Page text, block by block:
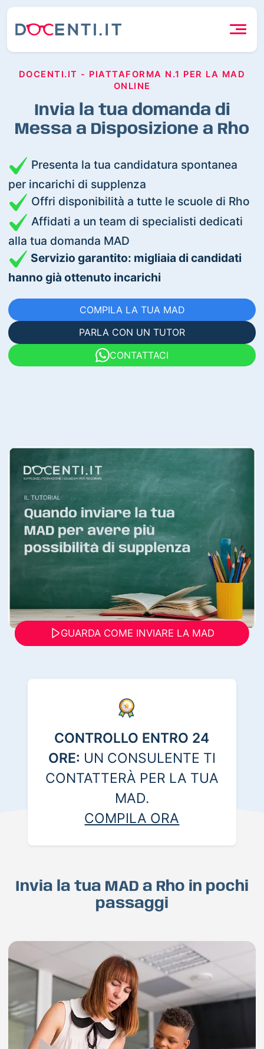
DOCENTI.IT - PIATTAFORMA N.1 PER LA MAD
ONLINE
Invia la tua domanda di
Messa a Disposizione a Rho
Presenta la tua candidatura spontanea
per incarichi di supplenza
Offri disponibilità a tutte le scuole di Rho
Affidati a un team di specialisti dedicati
alla tua domanda MAD
Servizio garantito: migliaia di candidati
hanno già ottenuto incarichi
COMPILA LA TUA MAD
PARLA CON UN TUTOR
CONTATTACI
GUARDA COME INVIARE LA MAD
CONTROLLO ENTRO 24
ORE: UN CONSULENTE TI
CONTATTERÀ PER LA TUA
MAD.
COMPILA ORA
Invia la tua MAD a Rho in pochi
passaggi